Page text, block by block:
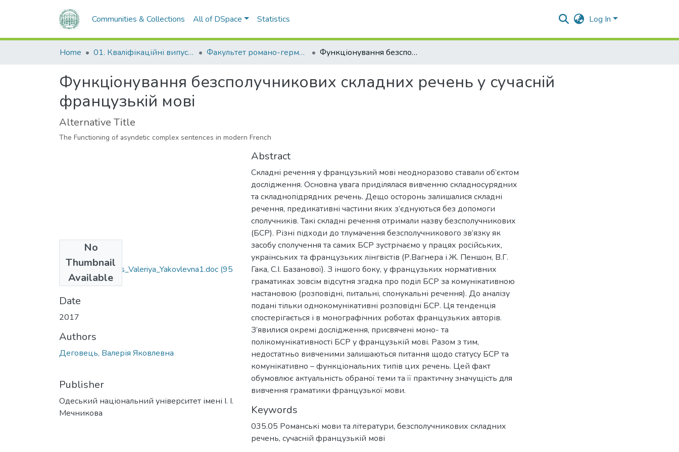
Communities & Collections All of DSpace Statistics Log In
Home 01. Кваліфікаційні випускні роботи здобувачів вищої освіти Факультет романо-германської філології Функціонування безсполучникових складних речень у сучасній французькій мові
Функціонування безсполучникових складних речень у сучасній
французькій мові
Alternative Title
The Functioning of asyndetic complex sentences in modern French
No
Thumbnail
Available
035.05_Dehovets_Valeriya_Yakovlevna1.doc (95
KB)
Date
2017
Authors
Деговець, Валерія Яковлевна
Publisher
Одеський національний університет імені І. І.
Мечникова
Abstract
Складні речення у французький мові неодноразово ставали об’єктом
дослідження. Основна увага приділялася вивченню складносурядних
та складнопідрядних речень. Дещо осторонь залишалися складні
речення, предикативні частини яких з’єднуються без допомоги
сполучників. Такі складні речення отримали назву безсполучникових
(БСР). Різні підходи до тлумачення безсполучникового зв’язку як
засобу сполучення та самих БСР зустрічаємо у працях російських,
украінських та французьких лінгвістів (Р.Вагнера і Ж. Пеншон, В.Г.
Гака, С.І. Базанової). З іншого боку, у французьких нормативних
граматиках зовсім відсутня згадка про поділ БСР за комунікативною
настановою (розповідні, питальні, спонукальні речення). До аналізу
подані тільки однокомунікативні розповідні БСР. Ця тенденція
спостерігається і в монографічних роботах французьких авторів.
З’явилися окремі дослідження, присвячені моно- та
полікомунікативності БСР у французькій мові. Разом з тим,
недостатньо вивченими залишаються питання щодо статусу БСР та
комунікативно – функціональних типів цих речень. Цей факт
обумовлює актуальність обраної теми та її практичну значущість для
вивчення граматики французької мови.
Keywords
035.05 Романські мови та літератури, безсполучникових складних
речень, сучасній французькій мові